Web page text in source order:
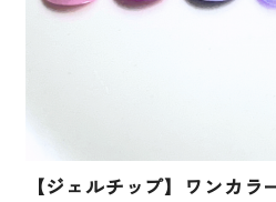
【ジェルチップ】ワンカ